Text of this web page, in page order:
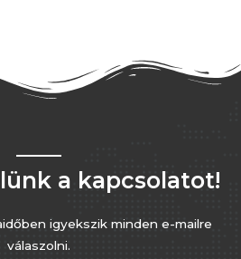
a kapcsolatot!
igyekszik minden e-mailre
válaszolni.